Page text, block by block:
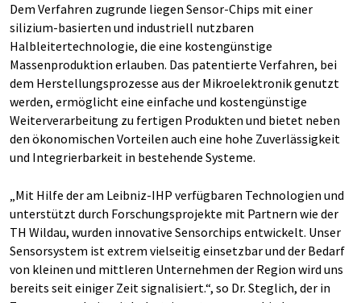
Dem Verfahren zugrunde liegen Sensor-Chips mit einer
silizium-basierten und industriell nutzbaren
Halbleitertechnologie, die eine kostengünstige
Massenproduktion erlauben. Das patentierte Verfahren, bei
dem Herstellungsprozesse aus der Mikroelektronik genutzt
werden, ermöglicht eine einfache und kostengünstige
Weiterverarbeitung zu fertigen Produkten und bietet neben
den ökonomischen Vorteilen auch eine hohe Zuverlässigkeit
und Integrierbarkeit in bestehende Systeme.
„Mit Hilfe der am Leibniz-IHP verfügbaren Technologien und
unterstützt durch Forschungsprojekte mit Partnern wie der
TH Wildau, wurden innovative Sensorchips entwickelt. Unser
Sensorsystem ist extrem vielseitig einsetzbar und der Bedarf
von kleinen und mittleren Unternehmen der Region wird uns
bereits seit einiger Zeit signalisiert.“, so Dr. Steglich, der in